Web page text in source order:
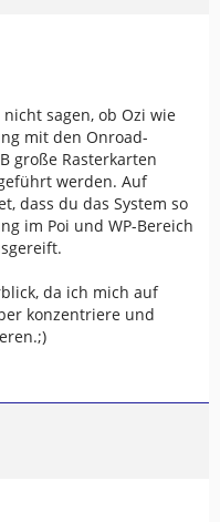
sagen, ob Ozi wie
mit den Onroad-
große Rasterkarten
werden. Auf
dass du das System so
im Poi und WP-Bereich
da ich mich auf
konzentriere und